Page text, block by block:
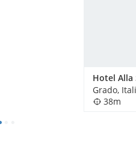
Hotel Alla
Grado,
38m